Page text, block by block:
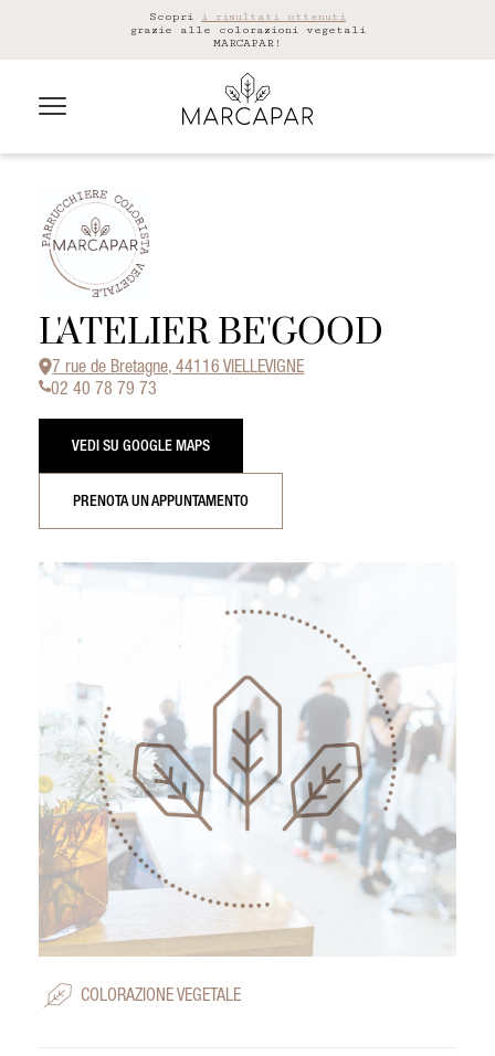
Scopri i risultati ottenuti
grazie alle colorazioni vegetali
MARCAPAR!
L'ATELIER BE'GOOD
7 rue de Bretagne, 44116 VIELLEVIGNE
02 40 78 79 73
VEDI SU GOOGLE MAPS
PRENOTA UN APPUNTAMENTO
COLORAZIONE VEGETALE